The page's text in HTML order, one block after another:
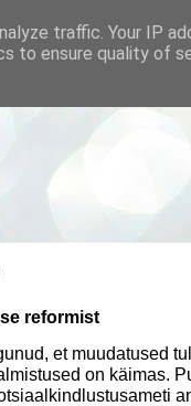
reformist
et muudatused
on käimas.
traffic. Your IP
to ensure quality of